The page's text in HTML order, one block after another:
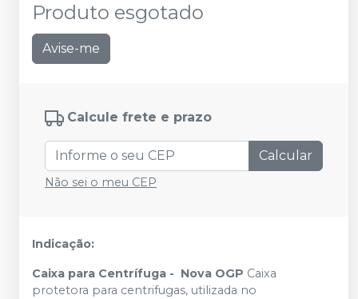
Produto esgotado
Avise-me
Calcule frete e prazo
Calcular
Não sei o meu CEP
Indicação:
Caixa para Centrífuga - Nova OGP Caixa
protetora para centrifugas, utilizada no